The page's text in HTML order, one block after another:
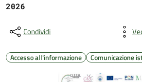
2026
Condividi
Accesso all'informazione Comunicazione